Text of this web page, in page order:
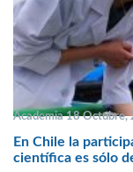
Academia 18 Octubre,
En Chile la
científica es sólo